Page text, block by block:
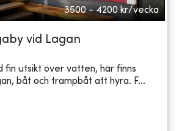
3500 - 4200 kr/vecka
vid Lagan
fin utsikt över vatten, här finns
båt och trampbåt att hyra. F...